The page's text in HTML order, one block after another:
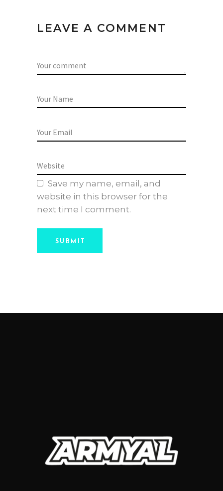
LEAVE A COMMENT
Save my name, email, and
website in this browser for the
next time I comment.
SUBMIT